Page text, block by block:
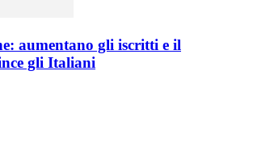
aumentano gli iscritti e il
gli Italiani